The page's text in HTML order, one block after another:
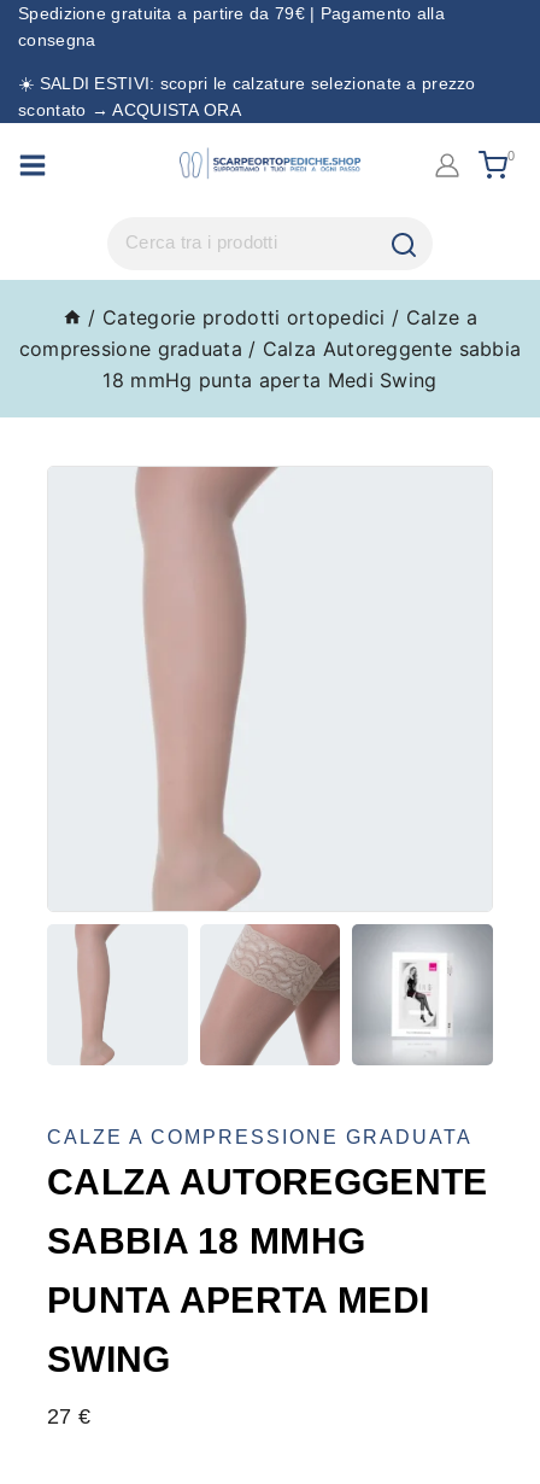
Spedizione gratuita a partire da 79€ | Pagamento alla
consegna
☀️ SALDI ESTIVI: scopri le calzature selezionate a prezzo
scontato → ACQUISTA ORA
0
/ Categorie prodotti ortopedici / Calze a
compressione graduata / Calza Autoreggente sabbia
18 mmHg punta aperta Medi Swing
CALZE A COMPRESSIONE GRADUATA
CALZA AUTOREGGENTE
SABBIA 18 MMHG
PUNTA APERTA MEDI
SWING
27 €